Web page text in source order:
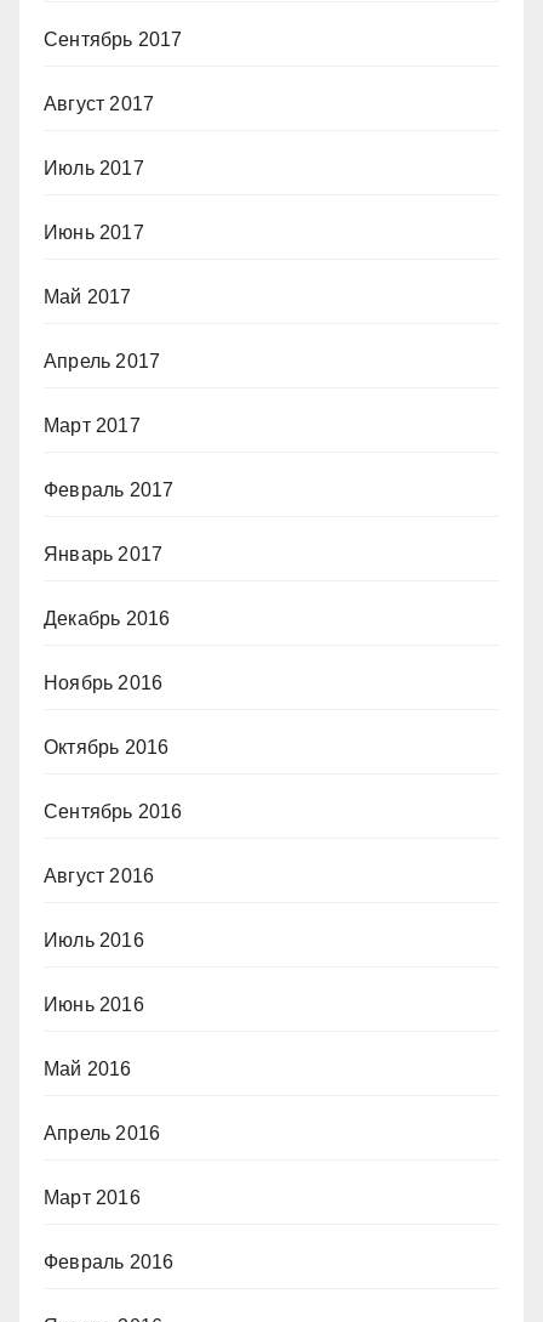
Сентябрь 2017
Август 2017
Июль 2017
Июнь 2017
Май 2017
Апрель 2017
Март 2017
Февраль 2017
Январь 2017
Декабрь 2016
Ноябрь 2016
Октябрь 2016
Сентябрь 2016
Август 2016
Июль 2016
Июнь 2016
Май 2016
Апрель 2016
Март 2016
Февраль 2016